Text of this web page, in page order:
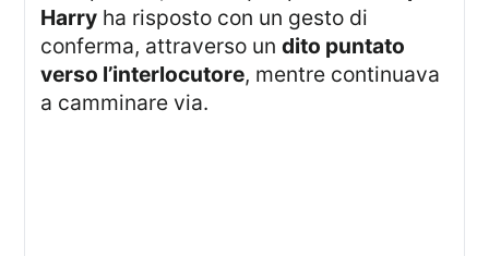
Harry ha risposto con un gesto di
conferma, attraverso undito puntato
verso l’interlocutore, mentre continuava
a camminare via.